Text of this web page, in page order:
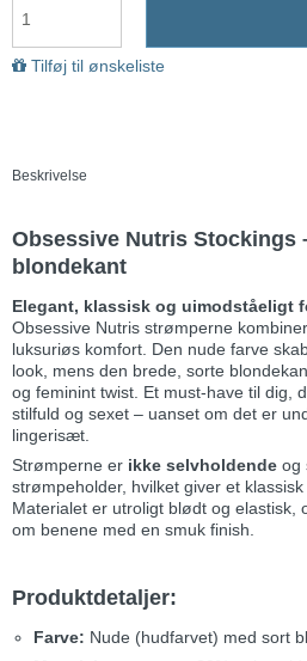
Tilføj til ønskeliste
Beskrivelse
Obsessive Nutris Stockings
blondekant
Elegant, klassisk og uimodståeligt
Obsessive Nutris strømperne
luksuriøs komfort. Den nude farve
look, mens den brede, sorte
og feminint twist. Et must-have til dig,
stilfuld og sexet – uanset om det er
lingerisæt.
Strømperne er ikke selvholdende og
strømpeholder, hvilket giver et
Materialet er utroligt blødt og elastisk,
om benene med en smuk finish.
Produktdetaljer:
Farve: Nude (hudfarvet) med sort